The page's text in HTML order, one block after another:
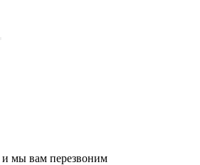
и мы вам перезвоним